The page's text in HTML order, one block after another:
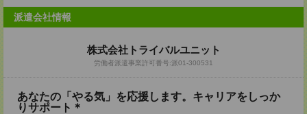
派遣会社情報
株式会社トライバルユニット
労働者派遣事業許可番号:派01-300531
あなたの「やる気」を応援します。キャリアをしっか
りサポート＊